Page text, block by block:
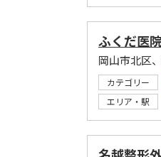
ふくだ医
岡山市北区
カテゴリー
エリア・駅